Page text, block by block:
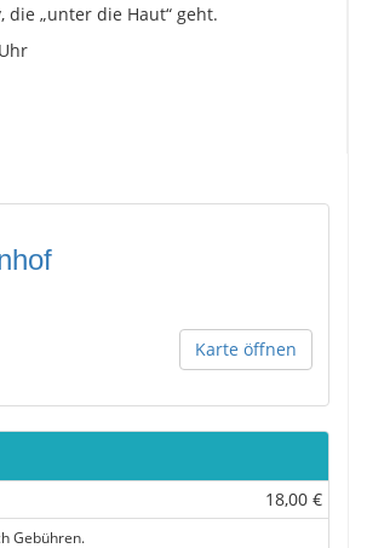
die „unter die Haut“ geht.
Karte öffnen
18,00 €
Gebühren.